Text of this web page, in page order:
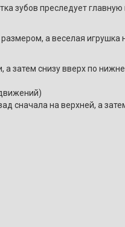
зубов преследует
а веселая игрушка
затем снизу вверх по
сначала на верхней, а